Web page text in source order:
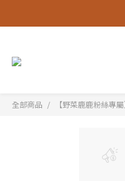
全部商品 【野菜鹿鹿粉絲專